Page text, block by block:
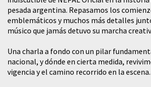
pesada argentina. Repasamos los
emblemáticos y muchos más detalles
músico que jamás detuvo su marcha
​Una charla a fondo con un pilar
nacional, y dónde en cierta medida,
vigencia y el camino recorrido en la escena.